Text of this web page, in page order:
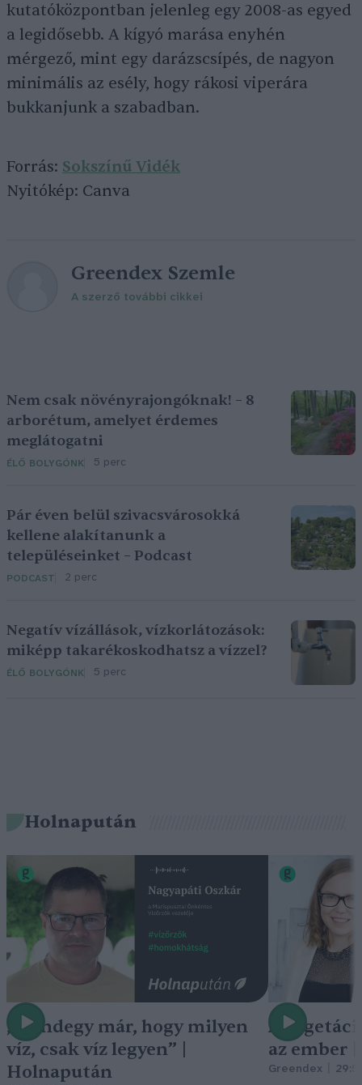
kutatóközpontban jelenleg egy 2008-as egyed
a legidősebb. A kígyó marása enyhén
mérgező, mint egy darázscsípés, de nagyon
minimális az esély, hogy rákosi viperára
bukkanjunk a szabadban.
Forrás: Sokszínű Vidék
Nyitókép: Canva
Greendex Szemle
A szerző további cikkei
Nem csak növényrajongóknak! – 8
arborétum, amelyet érdemes
meglátogatni
ÉLŐ BOLYGÓNK 5 perc
Pár éven belül szivacsvárosokká
kellene alakítanunk a
településeinket – Podcast
PODCAST 2 perc
Negatív vízállások, vízkorlátozások:
miképp takarékoskodhatsz a vízzel?
ÉLŐ BOLYGÓNK 5 perc
Holnapután
„Mindegy már, hogy milyen
víz, csak víz legyen” |
Holnapután
A
az ember
Greendex